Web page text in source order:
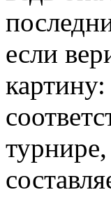
если